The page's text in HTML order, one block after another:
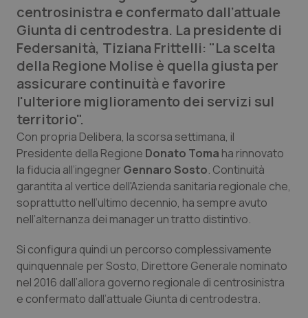
QS Pro
Professionisti Sanitari.AI
Abruzzo
Basilicata
Calabria
Campania
Emilia-Romagna
Friuli Venezia Giulia
Lazio
QS Pro Gold
Artrite & artrosi
Asma & BPCO
Car-T
Colesterolo & coronaropatie
Dermatite Atopica
Diabete & glucometri
QS Club Newsletter
centrosinistra e confermato dall’attuale
Giunta di centrodestra. La presidente di
Federsanità, Tiziana Frittelli: "La scelta
della Regione Molise è quella giusta per
assicurare continuità e favorire
l'ulteriore miglioramento dei servizi sul
territorio".
Con propria Delibera, la scorsa settimana, il
Presidente della Regione Donato Toma ha rinnovato
la fiducia all’ingegner Gennaro Sosto. Continuità
garantita al vertice dell'Azienda sanitaria regionale che,
soprattutto nell’ultimo decennio, ha sempre avuto
nell’alternanza dei manager un tratto distintivo.
Si configura quindi un percorso complessivamente
quinquennale per Sosto, Direttore Generale nominato
nel 2016 dall’allora governo regionale di centrosinistra
e confermato dall’attuale Giunta di centrodestra.